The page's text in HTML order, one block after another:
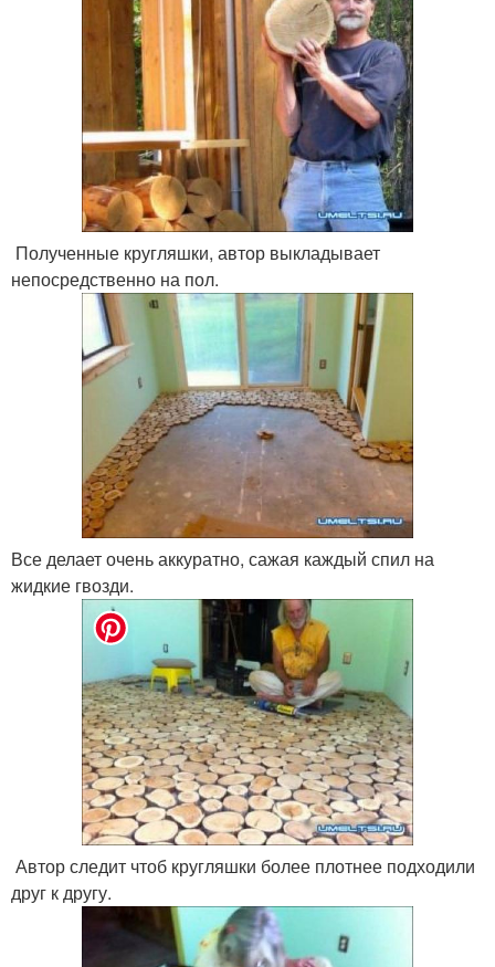
Полученные кругляшки, автор выкладывает
непосредственно на пол.
Все делает очень аккуратно, сажая каждый спил на
жидкие гвозди.
Автор следит чтоб кругляшки более плотнее подходили
друг к другу.